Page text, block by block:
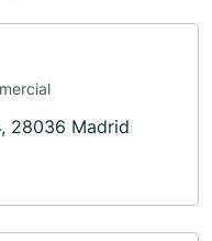
28036 Madrid